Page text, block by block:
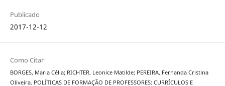
Publicado
2017-12-12
Como Citar
BORGES, Maria Célia; RICHTER, Leonice Matilde; PEREIRA, Fernanda Cristina
Oliveira. POLÍTICAS DE FORMAÇÃO DE PROFESSORES: CURRÍCULOS E